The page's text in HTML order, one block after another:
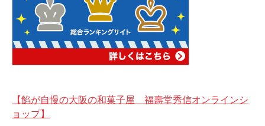
【餡が自慢の大阪の和菓子屋 福壽堂秀信オンラインシ
ョップ】